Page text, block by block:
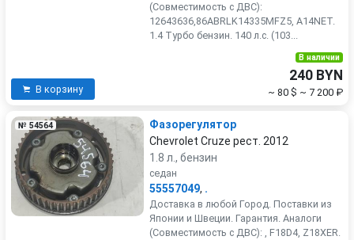
(Совместимость с ДВС):
12643636,86ABRLK14335MFZ5, A14NET.
1.4 Турбо бензин. 140 л.с. (103...
В корзину
В наличии
240 BYN
~ 80 $ ~ 7 200 ₽
№ 54564
Фазорегулятор
Chevrolet Cruze рест. 2012
1.8 л., бензин
седан
55557049, .
Доставка в любой Город. Поставки из
Японии и Швеции. Гарантия. Аналоги
(Совместимость с ДВС): , F18D4, Z18XER.